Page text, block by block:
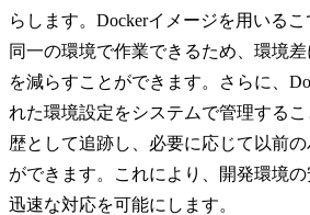
らします。Dockerイメージを用いる
同一の環境で作業できるため、環境
を減らすことができます。さらに、
れた環境設定をシステムで管理する
歴として追跡し、必要に応じて以前
ができます。これにより、開発環境
迅速な対応を可能にします。